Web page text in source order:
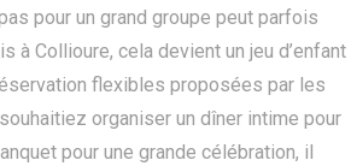
pour un grand groupe peut parfois
à Collioure, cela devient un jeu d’enfant
flexibles proposées par les
organiser un dîner intime pour
pour une grande célébration, il